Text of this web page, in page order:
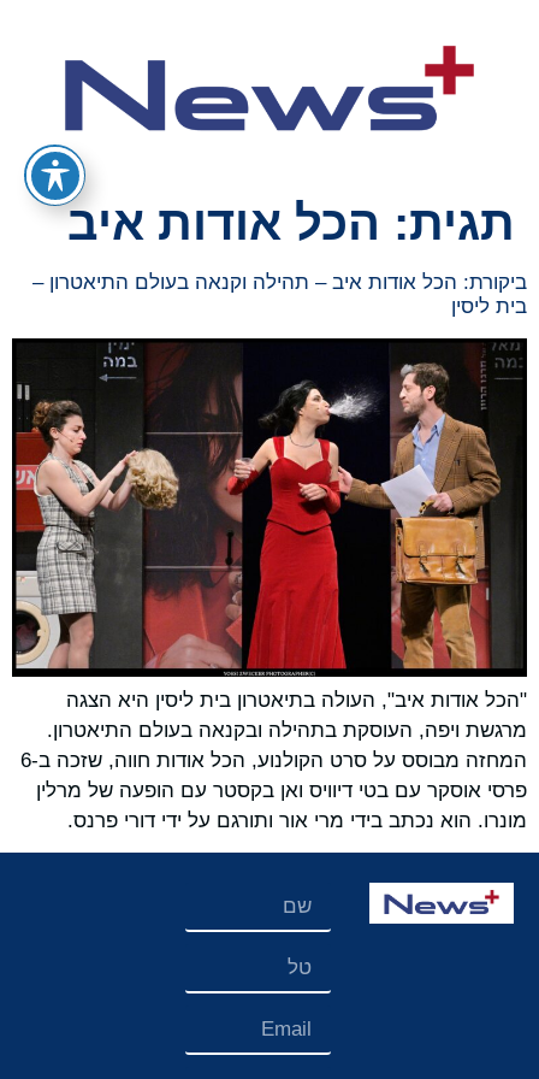
תגית: הכל אודות איב
ביקורת: הכל אודות איב – תהילה וקנאה בעולם התיאטרון –
בית ליסין
"הכל אודות איב", העולה בתיאטרון בית ליסין היא הצגה
מרגשת ויפה, העוסקת בתהילה ובקנאה בעולם התיאטרון.
המחזה מבוסס על סרט הקולנוע, הכל אודות חווה, שזכה ב-6
פרסי אוסקר עם בטי דיוויס ואן בקסטר עם הופעה של מרלין
מונרו. הוא נכתב בידי מרי אור ותורגם על ידי דורי פרנס.